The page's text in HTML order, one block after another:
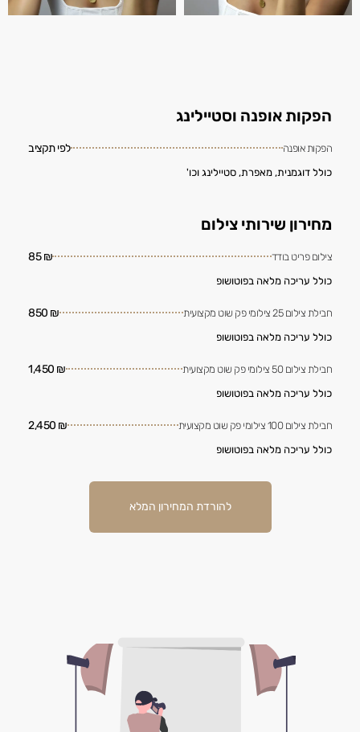
הפקות אופנה וסטיילינג
הפקות אופנה לפי תקציב
כולל דוגמנית, מאפרת, סטיילינג וכו'
מחירון שירותי צילום
צילום פריט בודד ₪ 85
כולל עריכה מלאה בפוטושופ
חבילת צילום 25 צילומי פק שוט מקצועית ₪ 850
כולל עריכה מלאה בפוטושופ
חבילת צילום 50 צילומי פק שוט מקצועית ₪ 1,450
כולל עריכה מלאה בפוטושופ
חבילת צילום 100 צילומי פק שוט מקצועית ₪ 2,450
כולל עריכה מלאה בפוטושופ
להורדת המחירון המלא